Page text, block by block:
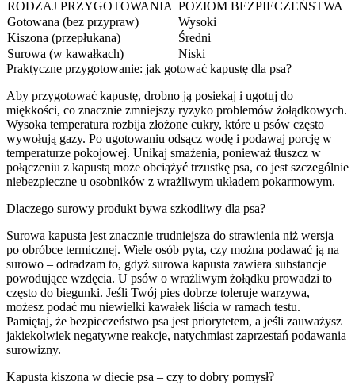
RODZAJ PRZYGOTOWANIA POZIOM BEZPIECZEŃSTWA
Gotowana (bez przypraw)
Wysoki
Kiszona (przepłukana)
Średni
Surowa (w kawałkach)
Niski
Praktyczne przygotowanie: jak gotować kapustę dla psa?
Aby przygotować kapustę, drobno ją posiekaj i ugotuj do
miękkości, co znacznie zmniejszy ryzyko problemów żołądkowych.
Wysoka temperatura rozbija złożone cukry, które u psów często
wywołują gazy. Po ugotowaniu odsącz wodę i podawaj porcję w
temperaturze pokojowej. Unikaj smażenia, ponieważ tłuszcz w
połączeniu z kapustą może obciążyć trzustkę psa, co jest szczególnie
niebezpieczne u osobników z wrażliwym układem pokarmowym.
Dlaczego surowy produkt bywa szkodliwy dla psa?
Surowa kapusta jest znacznie trudniejsza do strawienia niż wersja
po obróbce termicznej. Wiele osób pyta, czy można podawać ją na
surowo – odradzam to, gdyż surowa kapusta zawiera substancje
powodujące wzdęcia. U psów o wrażliwym żołądku prowadzi to
często do biegunki. Jeśli Twój pies dobrze toleruje warzywa,
możesz podać mu niewielki kawałek liścia w ramach testu.
Pamiętaj, że bezpieczeństwo psa jest priorytetem, a jeśli zauważysz
jakiekolwiek negatywne reakcje, natychmiast zaprzestań podawania
surowizny.
Kapusta kiszona w diecie psa – czy to dobry pomysł?